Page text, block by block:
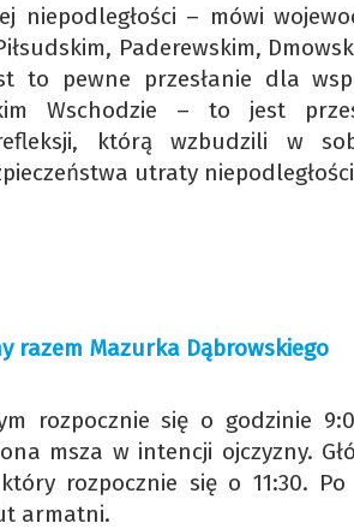
niepodległości – mówi
Paderewskim,
pewne przesłanie dla
Wschodzie – to jest
którą wzbudzili w
utraty
razem Mazurka Dąbrowskiego
rozpocznie się o godzinie
msza w intencji ojczyzny.
rozpocznie się o 11:30. Po
armatni.